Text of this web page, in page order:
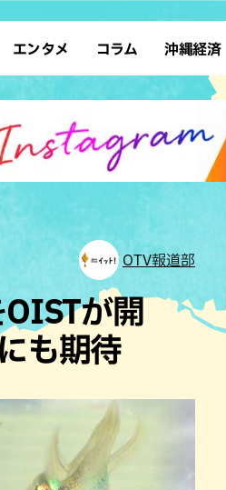
理
ドライブ
ソロ活
公園
SDGs
ローカルニュース
沖縄旧暦行事
エンタメ
スポーツ 占い
レント・芸人 テレビ
コラム 沖縄経済
OTV報道部
が開
も期待